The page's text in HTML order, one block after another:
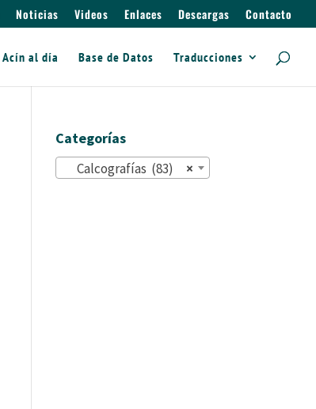
Noticias Videos Enlaces Descargas Contacto
Acín al día Base de Datos Traducciones
Categorías
×
Calcografías (83)